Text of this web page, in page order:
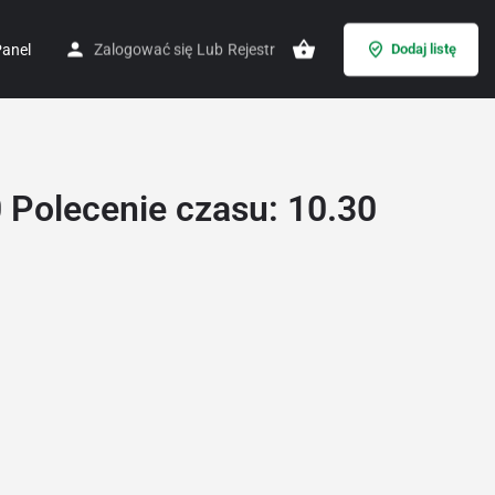
Zalogować się Lub Rejestr Dodaj listę
czasu: 10.30